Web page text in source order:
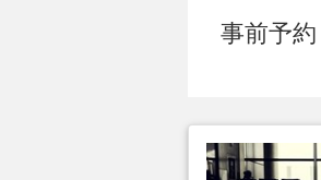
事前予約